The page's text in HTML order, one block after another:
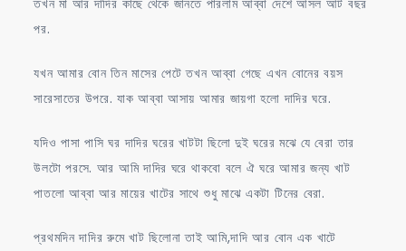
তখন মা আর দাদির কাছে থেকে জানতে পারলাম আব্বা দেশে আসল আট বছর
পর.
যখন আমার বোন তিন মাসের পেটে তখন আব্বা গেছে এখন বোনের বয়স
সারেসাতের উপরে. যাক আব্বা আসায় আমার জায়গা হলো দাদির ঘরে.
যদিও পাসা পাসি ঘর দাদির ঘরের খাটটা ছিলো দুই ঘরের মঝে যে বেরা তার
উলটো পরসে. আর আমি দাদির ঘরে থাকবো বলে ঐ ঘরে আমার জন্য খাট
পাতলো আব্বা আর মায়ের খাটের সাথে শুধু মাঝে একটা টিনের বেরা.
প্রথমদিন দাদির রুমে খাট ছিলোনা তাই আমি,দাদি আর বোন এক খাটে